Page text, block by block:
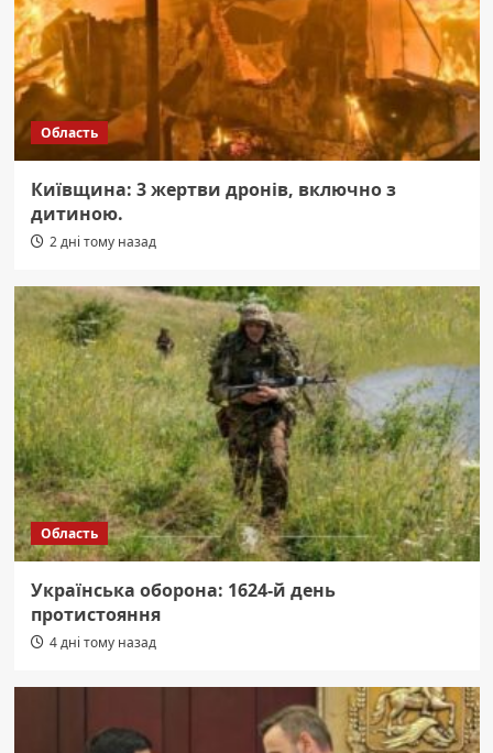
Область
Київщина: 3 жертви дронів, включно з
дитиною.
2 дні тому назад
Область
Українська оборона: 1624-й день
протистояння
4 дні тому назад